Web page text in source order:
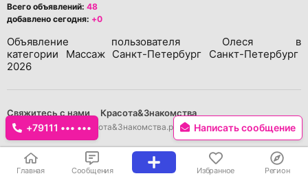
+79111 ••• ••• Написать сообщение
Всего объявлений: 48
добавлено сегодня: +0
Объявление пользователя Олеся в
категории Массаж Санкт-Петербург Санкт-Петербург
2026
Свяжитесь с нами Красота&Знакомства
Копирайт © 2026 Красота&Знакомства.ру Все права защищены.
Главная Сообщения Избранное Регион